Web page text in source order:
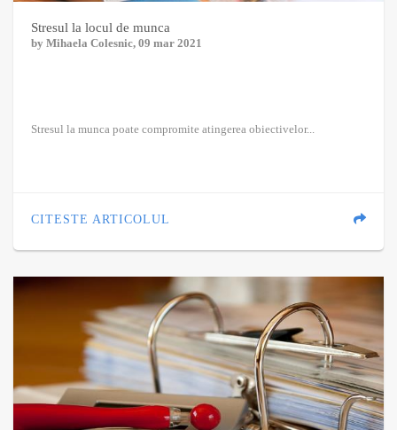
Stresul la locul de munca
by Mihaela Colesnic, 09 mar 2021
Stresul la munca poate compromite atingerea obiectivelor...
CITESTE ARTICOLUL